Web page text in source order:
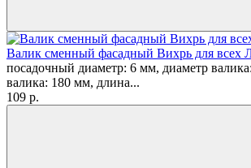
Валик сменный фасадный Вихрь для всех
посадочный диаметр: 6 мм, диаметр
валика: 180 мм, длина...
109 p.